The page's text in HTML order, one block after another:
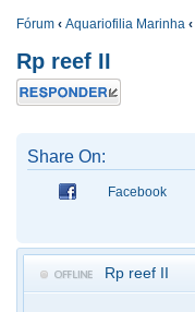
Fórum ‹ Aquariofilia Marinha ‹
Rp reef II
Responder
Share On:
Facebook
Rp reef II